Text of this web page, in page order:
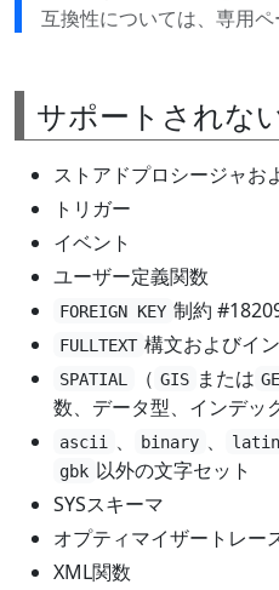
互換性については、専用ペ
サポートされな
ストアドプロシージャお
トリガー
イベント
ユーザー定義関数
FOREIGN KEY 制約
FULLTEXT 構文およびイ
SPATIAL （ GIS または
数、データ型、インデッ
ascii 、 binary 、
gbk 以外の文字セット
SYSスキーマ
オプティマイザートレー
XML関数